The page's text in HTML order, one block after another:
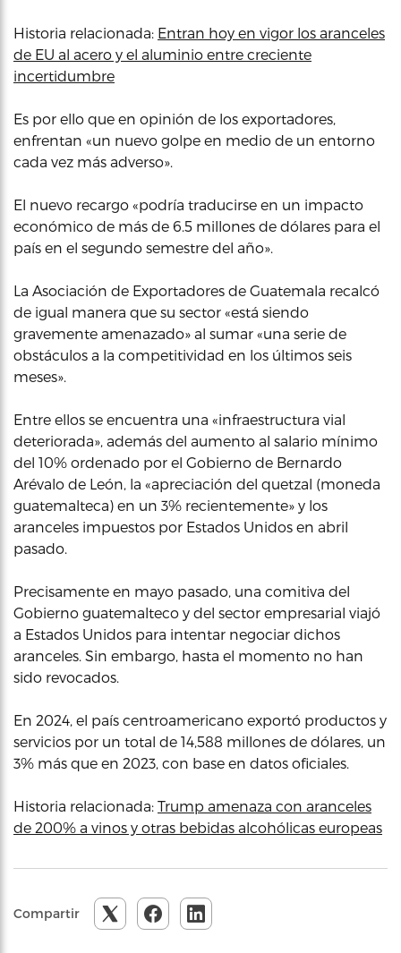
Historia relacionada: Entran hoy en vigor los aranceles
de EU al acero y el aluminio entre creciente
incertidumbre
Es por ello que en opinión de los exportadores,
enfrentan «un nuevo golpe en medio de un entorno
cada vez más adverso».
El nuevo recargo «podría traducirse en un impacto
económico de más de 6.5 millones de dólares para el
país en el segundo semestre del año».
La Asociación de Exportadores de Guatemala recalcó
de igual manera que su sector «está siendo
gravemente amenazado» al sumar «una serie de
obstáculos a la competitividad en los últimos seis
meses».
Entre ellos se encuentra una «infraestructura vial
deteriorada», además del aumento al salario mínimo
del 10% ordenado por el Gobierno de Bernardo
Arévalo de León, la «apreciación del quetzal (moneda
guatemalteca) en un 3% recientemente» y los
aranceles impuestos por Estados Unidos en abril
pasado.
Precisamente en mayo pasado, una comitiva del
Gobierno guatemalteco y del sector empresarial viajó
a Estados Unidos para intentar negociar dichos
aranceles. Sin embargo, hasta el momento no han
sido revocados.
En 2024, el país centroamericano exportó productos y
servicios por un total de 14,588 millones de dólares, un
3% más que en 2023, con base en datos oficiales.
Historia relacionada: Trump amenaza con aranceles
de 200% a vinos y otras bebidas alcohólicas europeas
Compartir